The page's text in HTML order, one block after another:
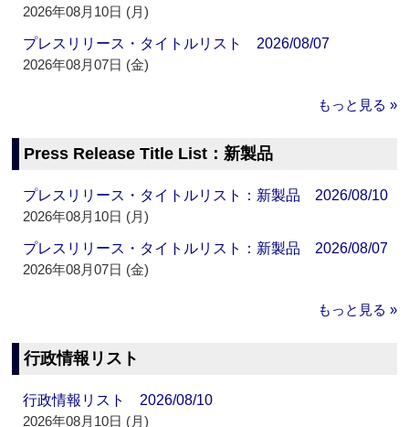
2026年08月10日 (月)
プレスリリース・タイトルリスト 2026/08/07
2026年08月07日 (金)
もっと見る »
Press Release Title List：新製品
プレスリリース・タイトルリスト：新製品 2026/08/10
2026年08月10日 (月)
プレスリリース・タイトルリスト：新製品 2026/08/07
2026年08月07日 (金)
もっと見る »
行政情報リスト
行政情報リスト 2026/08/10
2026年08月10日 (月)